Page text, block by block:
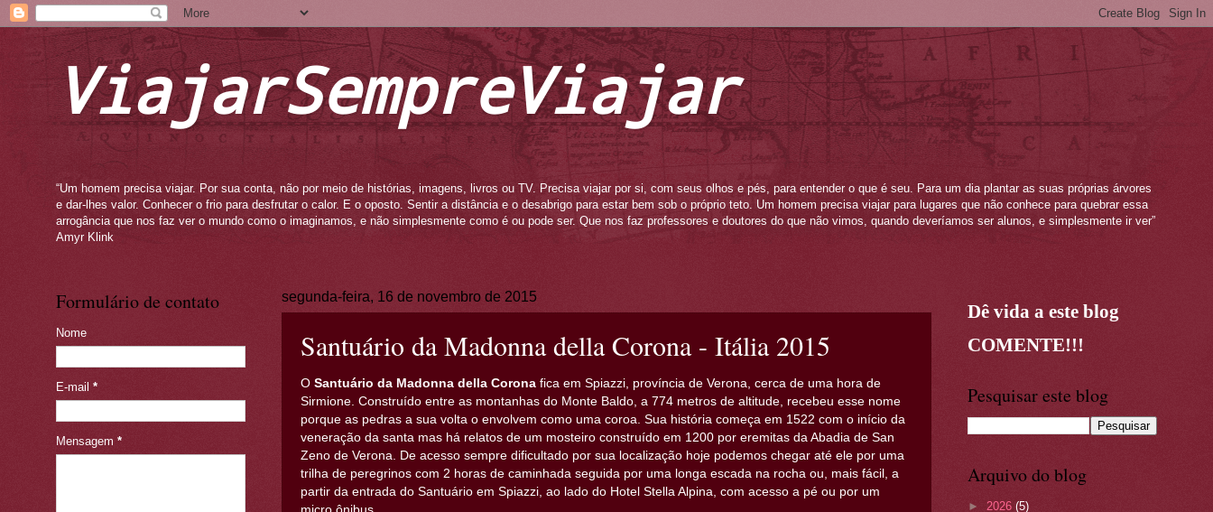
ViajarSempreViajar
“Um homem precisa viajar. Por sua conta, não por meio de histórias, imagens, livros ou TV. Precisa viajar por si, com seus olhos e pés, para entender o que é seu. Para um dia plantar as suas próprias árvores
e dar-lhes valor. Conhecer o frio para desfrutar o calor. E o oposto. Sentir a distância e o desabrigo para estar bem sob o próprio teto. Um homem precisa viajar para lugares que não conhece para quebrar essa
arrogância que nos faz ver o mundo como o imaginamos, e não simplesmente como é ou pode ser. Que nos faz professores e doutores do que não vimos, quando deveríamos ser alunos, e simplesmente ir ver”
Amyr Klink
segunda-feira, 16 de novembro de 2015
Santuário da Madonna della Corona - Itália 2015
O Santuário da Madonna della Corona fica em Spiazzi, província de Verona, cerca de uma hora de
Sirmione. Construído entre as montanhas do Monte Baldo, a 774 metros de altitude, recebeu esse nome
porque as pedras a sua volta o envolvem como uma coroa. Sua história começa em 1522 com o início da
veneração da santa mas há relatos de um mosteiro construído em 1200 por eremitas da Abadia de San
Zeno de Verona. De acesso sempre dificultado por sua localização hoje podemos chegar até ele por uma
trilha de peregrinos com 2 horas de caminhada seguida por uma longa escada na rocha ou, mais fácil, a
partir da entrada do Santuário em Spiazzi, ao lado do Hotel Stella Alpina, com acesso a pé ou por um
Formulário de contato
Nome
E-mail *
Mensagem *
Dê vida a este blog
COMENTE!!!
Pesquisar este blog
Arquivo do blog
► 2026 (5)